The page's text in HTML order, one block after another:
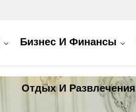
Бизнес И Финансы
Отдых И Развлечения